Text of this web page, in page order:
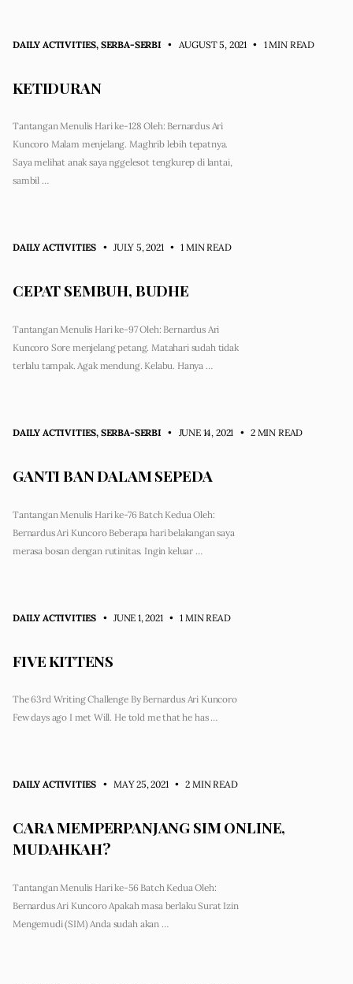
DAILY ACTIVITIES, SERBA-SERBI • AUGUST 5, 2021 • 1 MIN READ
KETIDURAN
Tantangan Menulis Hari ke-128 Oleh: Bernardus Ari
Kuncoro Malam menjelang. Maghrib lebih tepatnya.
Saya melihat anak saya nggelesot tengkurep di lantai,
sambil …
DAILY ACTIVITIES • JULY 5, 2021 • 1 MIN READ
CEPAT SEMBUH, BUDHE
Tantangan Menulis Hari ke-97 Oleh: Bernardus Ari
Kuncoro Sore menjelang petang. Matahari sudah tidak
terlalu tampak. Agak mendung. Kelabu. Hanya …
DAILY ACTIVITIES, SERBA-SERBI • JUNE 14, 2021 • 2 MIN READ
GANTI BAN DALAM SEPEDA
Tantangan Menulis Hari ke-76 Batch Kedua Oleh:
Bernardus Ari Kuncoro Beberapa hari belakangan saya
merasa bosan dengan rutinitas. Ingin keluar …
DAILY ACTIVITIES • JUNE 1, 2021 • 1 MIN READ
FIVE KITTENS
The 63rd Writing Challenge By Bernardus Ari Kuncoro
Few days ago I met Will. He told me that he has …
DAILY ACTIVITIES • MAY 25, 2021 • 2 MIN READ
CARA MEMPERPANJANG SIM ONLINE,
MUDAHKAH?
Tantangan Menulis Hari ke-56 Batch Kedua Oleh:
Bernardus Ari Kuncoro Apakah masa berlaku Surat Izin
Mengemudi (SIM) Anda sudah akan …